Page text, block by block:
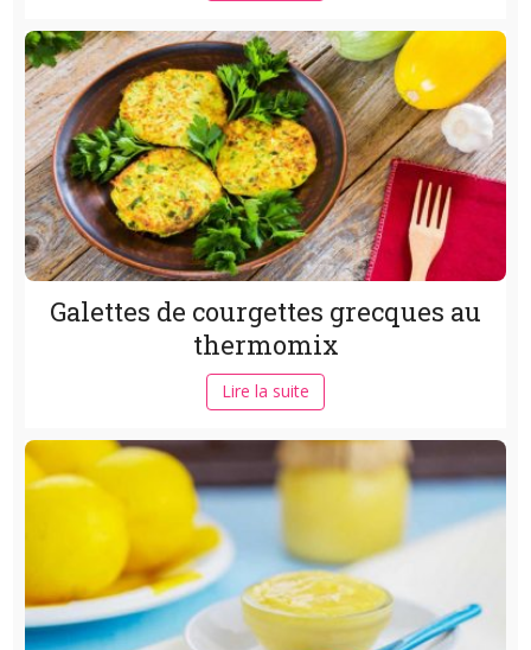
Galettes de courgettes grecques au
thermomix
Lire la suite